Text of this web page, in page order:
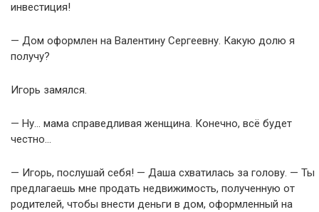
инвестиция!
— Дом оформлен на Валентину Сергеевну. Какую долю я
получу?
Игорь замялся.
— Ну… мама справедливая женщина. Конечно, всё будет
честно…
— Игорь, послушай себя! — Даша схватилась за голову. — Ты
предлагаешь мне продать недвижимость, полученную от
родителей, чтобы внести деньги в дом, оформленный на